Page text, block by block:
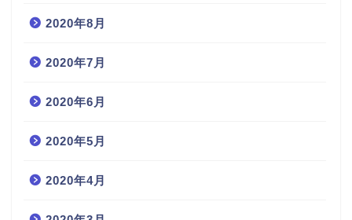
2020年8月
2020年7月
2020年6月
2020年5月
2020年4月